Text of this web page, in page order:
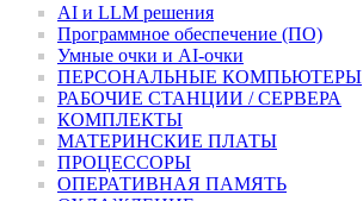
AI и LLM решения
Программное обеспечение (ПО)
Умные очки и AI-очки
ПЕРСОНАЛЬНЫЕ КОМПЬЮТЕРЫ
РАБОЧИЕ СТАНЦИИ / СЕРВЕРА
КОМПЛЕКТЫ
МАТЕРИНСКИЕ ПЛАТЫ
ПРОЦЕССОРЫ
ОПЕРАТИВНАЯ ПАМЯТЬ